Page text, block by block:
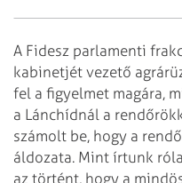
A Fidesz parlamenti
kabinetjét vezető
fel a figyelmet magára,
a Lánchídnál a
számolt be, hogy a
áldozata. Mint írtunk
az történt, hogy a